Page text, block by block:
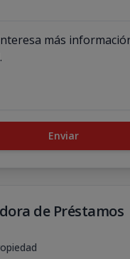
Enviar
de Préstamos